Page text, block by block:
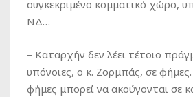
συγκεκριμένο κομματικό χώρο,
ΝΔ…
– Καταρχήν δεν λέει τέτοιο
υπόνοιες, ο κ. Ζορμπάς, σε φήμες.
φήμες μπορεί να ακούγονται σε